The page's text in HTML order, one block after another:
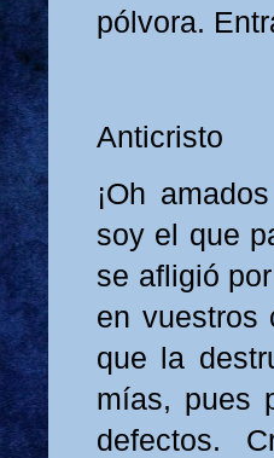
pólvora.
Anticristo
¡Oh
soy el que
se afligió
en vuestros
que la
mías, pues
defectos.